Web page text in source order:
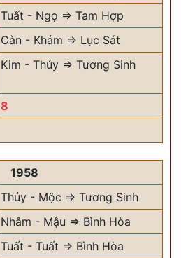
Tuất - Ngọ => Tam Hợp
Càn - Khảm => Lục Sát
Kim - Thủy => Tương Sinh
8
1958
Thủy - Mộc => Tương Sinh
Nhâm - Mậu => Bình Hòa
Tuất - Tuất => Bình Hòa